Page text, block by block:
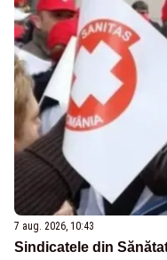
7 aug. 2026, 10:43
Sindicatele din